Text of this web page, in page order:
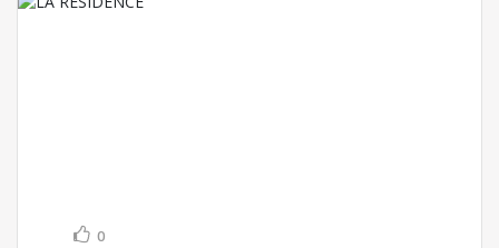
0